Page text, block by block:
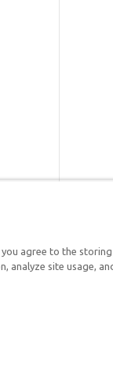
Respuestas en
defender su fe y
you agree to the
analyze site usage,